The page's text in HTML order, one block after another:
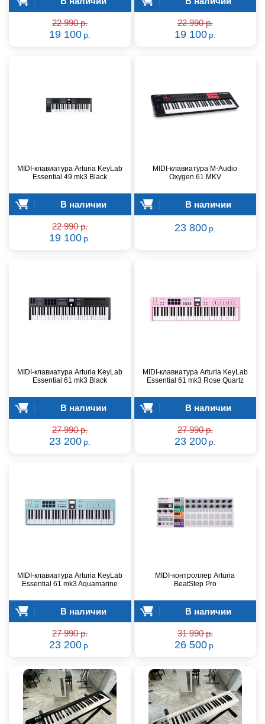
22 990 р.
19 100 р.
22 990 р.
19 100 р.
MIDI-клавиатура Arturia KeyLab
Essential 49 mk3 Black
В наличии
22 990 р.
19 100 р.
MIDI-клавиатура M-Audio
Oxygen 61 MKV
В наличии
23 800 р.
MIDI-клавиатура Arturia KeyLab
Essential 61 mk3 Black
В наличии
27 990 р.
23 200 р.
MIDI-клавиатура Arturia KeyLab
Essential 61 mk3 Rose Quartz
В наличии
27 990 р.
23 200 р.
MIDI-клавиатура Arturia KeyLab
Essential 61 mk3 Aquamarine
В наличии
27 990 р.
23 200 р.
MIDI-контроллер Arturia
BeatStep Pro
В наличии
31 990 р.
26 500 р.